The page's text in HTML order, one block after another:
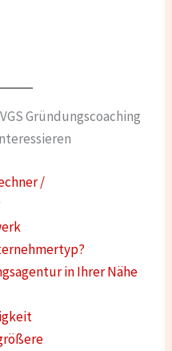
Gründungscoaching
/
in Ihrer Nähe